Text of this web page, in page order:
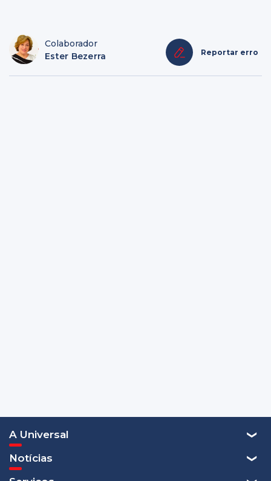
Colaborador
Ester Bezerra
Reportar erro
A Universal
Notícias